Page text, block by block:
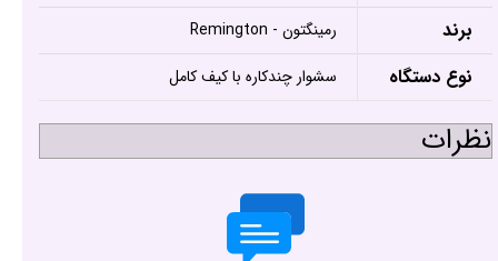
برند رمینگتون - Remington
نوع دستگاه سشوار چندکاره با کیف کامل
نظرات